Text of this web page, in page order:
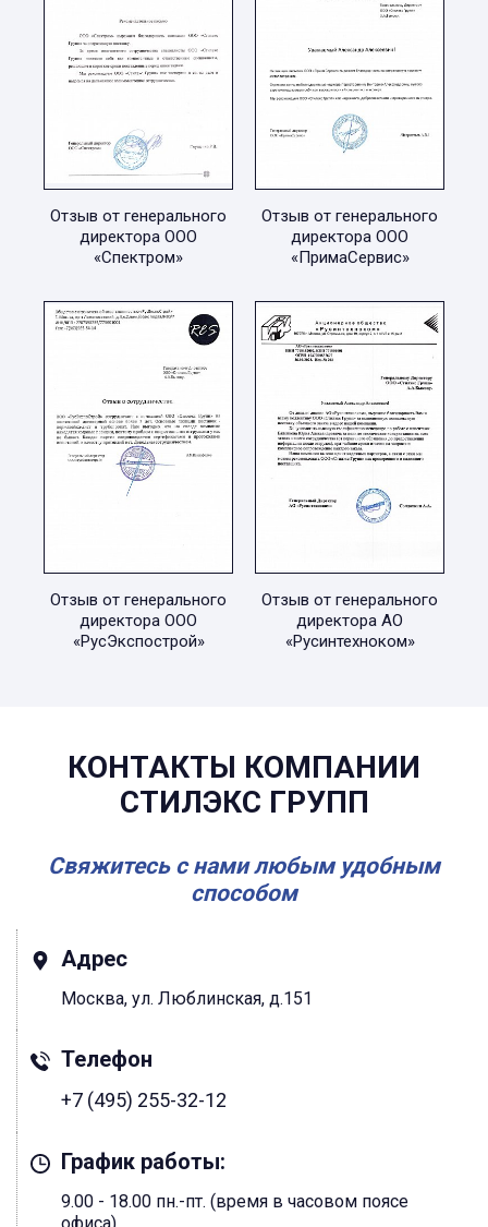
Отзыв от генерального
директора ООО
«Спектром»
Отзыв от генерального
директора ООО
«ПримаСервис»
Отзыв от генерального
директора ООО
«РусЭкспострой»
Отзыв от генерального
директора АО
«Русинтехноком»
КОНТАКТЫ КОМПАНИИ
СТИЛЭКС ГРУПП
Свяжитесь с нами любым удобным
способом
Адрес
Москва, ул. Люблинская, д.151
Телефон
+7 (495) 255-32-12
График работы:
9.00 - 18.00 пн.-пт. (время в часовом поясе